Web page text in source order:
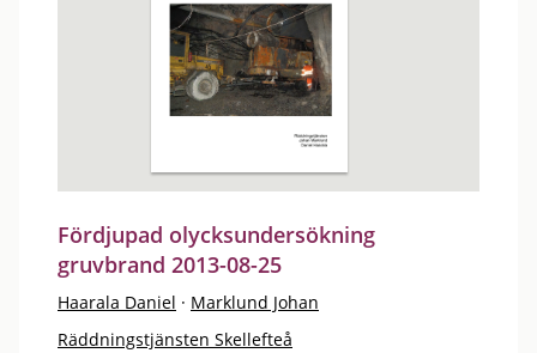
Fördjupad olycksundersökning
gruvbrand 2013-08-25
Haarala Daniel · Marklund Johan
Räddningstjänsten Skellefteå